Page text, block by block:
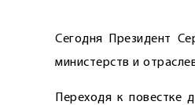
Сегодня Президент
министерств и
Переходя к повестке